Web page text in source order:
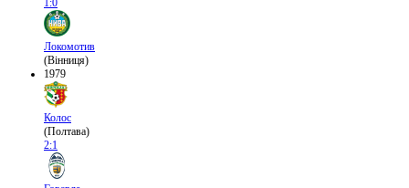
1:0
Локомотив
(Вінниця)
1979
Колос
(Полтава)
2:1